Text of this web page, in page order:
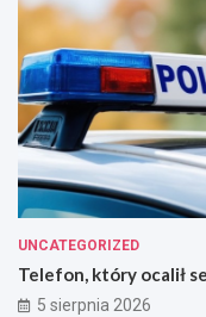
UNCATEGORIZED
Telefon, który ocalił
5 sierpnia 2026